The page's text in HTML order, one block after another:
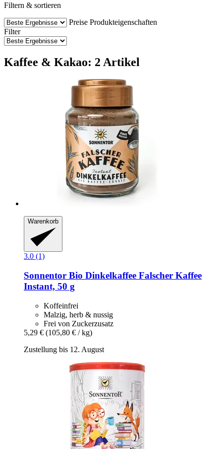
Filtern & sortieren
Preise Produkteigenschaften
Filter
Kaffee & Kakao: 2 Artikel
Warenkorb
3.0 (1)
Sonnentor Bio Dinkelkaffee Falscher Kaffee
Instant, 50 g
Koffeinfrei
Malzig, herb & nussig
Frei von Zuckerzusatz
5,29 € (105,80 € / kg)
Zustellung bis 12. August